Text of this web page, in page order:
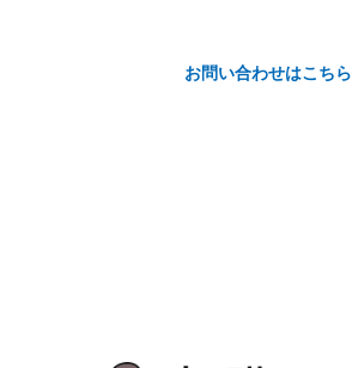
お問い合わせはこちら